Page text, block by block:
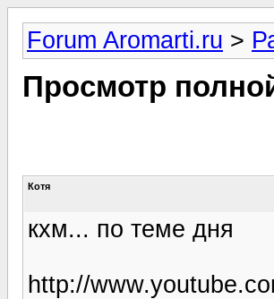
Forum Aromarti.ru >
Просмотр
Котя
кхм... по теме дня
http://